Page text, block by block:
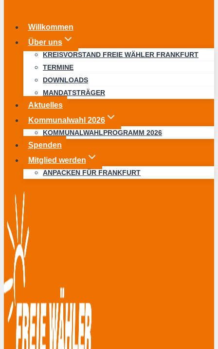
Willkommen
Über uns
KREISVORSTAND FREIE WÄHLER FRANKFURT
TERMINE
DOWNLOADS
MANDATSTRÄGER
Aktuelles
Kommunalwahl 2026
KOMMUNALWAHLPROGRAMM 2026
Spenden
Mitglied werden
ANPACKEN FÜR FRANKFURT